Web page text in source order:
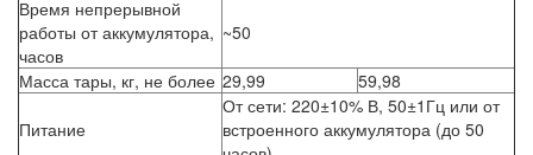
Время непрерывной
работы от аккумулятора,
часов
~50
Масса тары, кг, не более 29,99 59,98
Питание
От сети: 220±10% В, 50±1Гц или от
встроенного аккумулятора (до 50